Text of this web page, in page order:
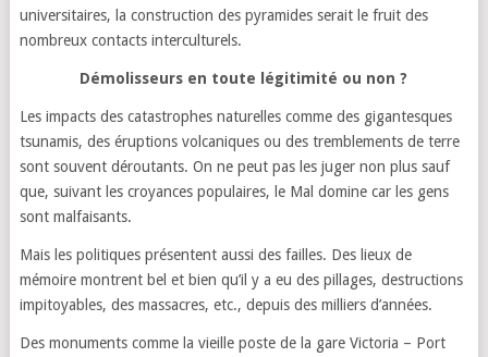
universitaires, la construction des pyramides serait le fruit des
nombreux contacts interculturels.
Démolisseurs en toute légitimité ou non ?
Les impacts des catastrophes naturelles comme des gigantesques
tsunamis, des éruptions volcaniques ou des tremblements de terre
sont souvent déroutants. On ne peut pas les juger non plus sauf
que, suivant les croyances populaires, le Mal domine car les gens
sont malfaisants.
Mais les politiques présentent aussi des failles. Des lieux de
mémoire montrent bel et bien qu’il y a eu des pillages, destructions
impitoyables, des massacres, etc., depuis des milliers d’années.
Des monuments comme la vieille poste de la gare Victoria – Port